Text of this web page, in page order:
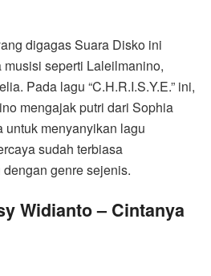
digagas Suara Disko ini
seperti Laleilmanino,
Pada lagu “C.H.R.I.S.Y.E.” ini,
mengajak putri dari Sophia
menyanyikan lagu
sudah terbiasa
genre sejenis.
Widianto – Cintanya